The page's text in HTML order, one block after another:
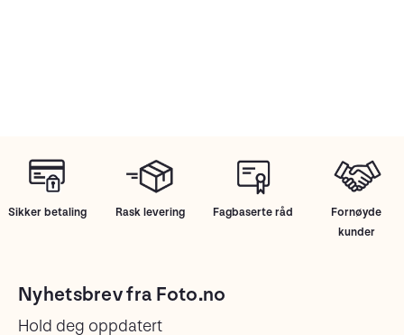
Sikker betaling Rask levering Fagbaserte råd
Fornøyde
kunder
Nyhetsbrev fra Foto.no
Hold deg oppdatert